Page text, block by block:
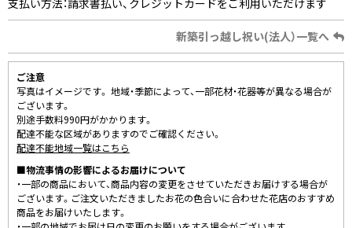
支払い方法：請求書払い、クレジットカードをご利用いただけます
新築引っ越し祝い(法人）一覧へ
ご注意
写真はイメージです。 地域・季節によって、一部花材・花器等が異なる場合が
ございます。
別途手数料990円がかかります。
配達不能な区域がありますのでご確認ください。
配達不能地域一覧はこちら
■物流事情の影響によるお届けについて
・一部の商品において、商品内容の変更をさせていただきお届けする場合が
ございます。ご注文いただきましたお花の色合いに合わせた花店のおすすめ
商品をお届けいたします。